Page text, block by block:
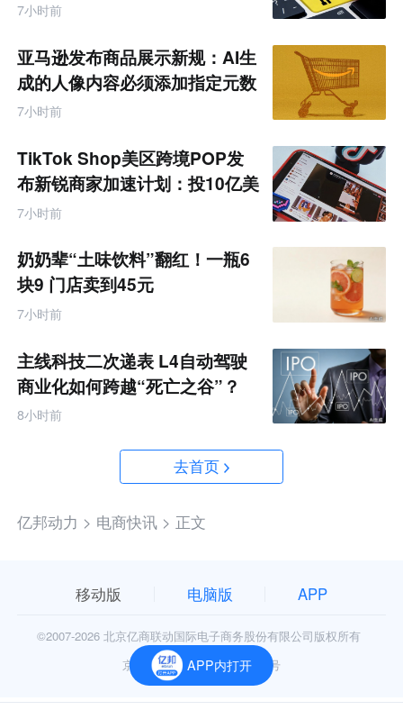
7小时前
亚马逊发布商品展示新规：AI生
成的人像内容必须添加指定元数
据
7小时前
TikTok Shop美区跨境POP发
布新锐商家加速计划：投10亿美
金资源帮扶四类商家
7小时前
奶奶辈“土味饮料”翻红！一瓶6
块9 门店卖到45元
7小时前
主线科技二次递表 L4自动驾驶
商业化如何跨越“死亡之谷”？
8小时前
去首页
亿邦动力 > 电商快讯 > 正文
APP内打开
移动版 电脑版 APP
©2007-2026 北京亿商联动国际电子商务股份有限公司版权所有
京公网安备11010602006906号